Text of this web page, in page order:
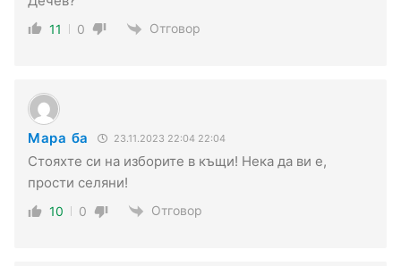
11 0 Отговор
Мара ба 23.11.2023 22:04 22:04
Стояхте си на изборите в къщи! Нека да ви е,
прости селяни!
10 0 Отговор